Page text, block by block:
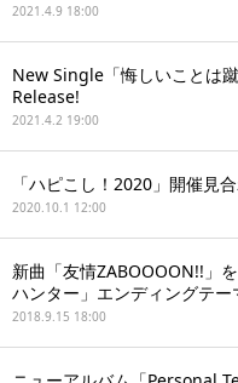
2021.4.9 18:00
New Single「悔しいことは
Release!
2021.4.2 19:00
「ハピこし！2020」開催見
2020.10.1 12:00
新曲「友情ZABOOOON!!」
ハンター」エンディングテー
2018.9.15 18:00